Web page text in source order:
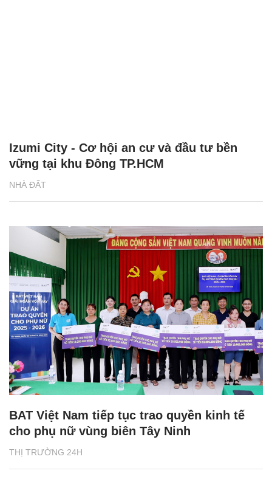
NHÀ ĐẤT
Izumi City - Cơ hội an cư và đầu tư bền
vững tại khu Đông TP.HCM
THỊ TRƯỜNG 24H
BAT Việt Nam tiếp tục trao quyền kinh tế
cho phụ nữ vùng biên Tây Ninh